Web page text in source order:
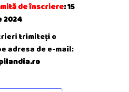
de înscriere: 15
2024
trimiteți o
adresa de e-mail: